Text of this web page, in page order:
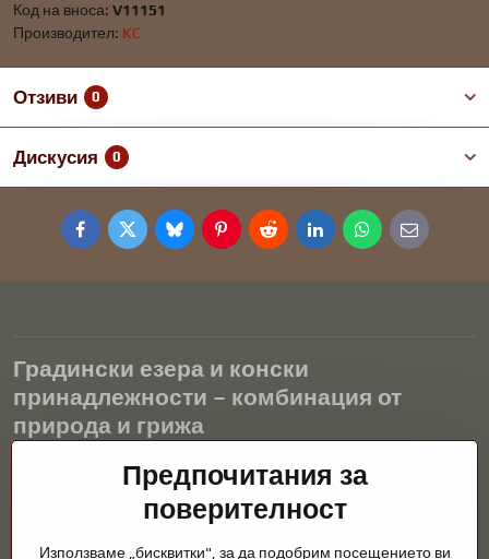
Код на вноса: V11151
Производител: KC
Отзиви 0
Дискусия 0
FacebookTwitterBlueskyPinterestRedditLinkedInWhatsApp
E-
mail
Градински езера и конски
принадлежности – комбинация от
природа и грижа
Градинските езера са красиво допълнение към всеки екстериор
и създават хармонична среда за релаксация и живот на водните
животни. Правилната технология, филтрацията и редовната
Предпочитания за
поверителност
Използваме „бисквитки", за да подобрим посещението ви